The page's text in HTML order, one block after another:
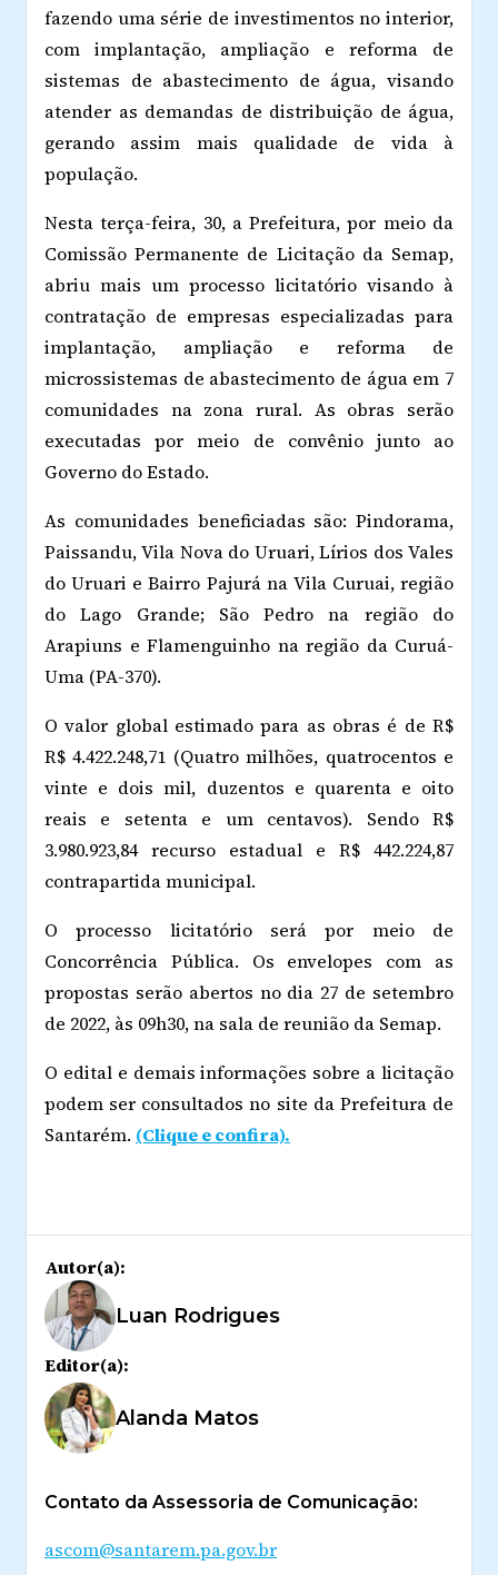
fazendo uma série de investimentos no interior,
com implantação, ampliação e reforma de
sistemas de abastecimento de água, visando
atender as demandas de distribuição de água,
gerando assim mais qualidade de vida à
população.
Nesta terça-feira, 30, a Prefeitura, por meio da
Comissão Permanente de Licitação da Semap,
abriu mais um processo licitatório visando à
contratação de empresas especializadas para
implantação, ampliação e reforma de
microssistemas de abastecimento de água em 7
comunidades na zona rural. As obras serão
executadas por meio de convênio junto ao
Governo do Estado.
As comunidades beneficiadas são: Pindorama,
Paissandu, Vila Nova do Uruari, Lírios dos Vales
do Uruari e Bairro Pajurá na Vila Curuai, região
do Lago Grande; São Pedro na região do
Arapiuns e Flamenguinho na região da Curuá-
Uma (PA-370).
O valor global estimado para as obras é de R$
R$ 4.422.248,71 (Quatro milhões, quatrocentos e
vinte e dois mil, duzentos e quarenta e oito
reais e setenta e um centavos). Sendo R$
3.980.923,84 recurso estadual e R$ 442.224,87
contrapartida municipal.
O processo licitatório será por meio de
Concorrência Pública. Os envelopes com as
propostas serão abertos no dia 27 de setembro
de 2022, às 09h30, na sala de reunião da Semap.
O edital e demais informações sobre a licitação
podem ser consultados no site da Prefeitura de
Santarém. (Clique e confira).
Autor(a):
Luan Rodrigues
Editor(a):
Alanda Matos
Contato da Assessoria de Comunicação:
ascom@santarem.pa.gov.br